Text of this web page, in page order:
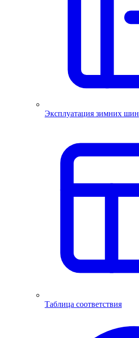
Эксплуатация зимних шин
Таблица соответствия